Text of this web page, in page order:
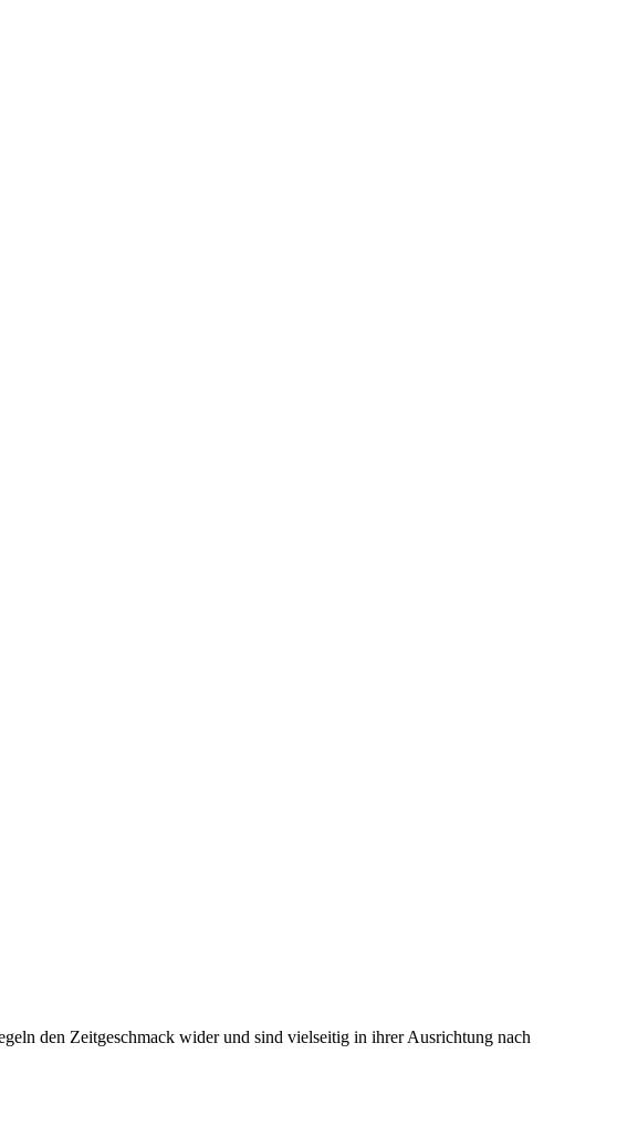
den Zeitgeschmack wider und sind vielseitig in ihrer Ausrichtung nach